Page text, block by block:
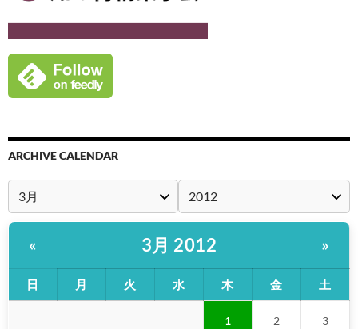
ARCHIVE CALENDAR
« 3月 2012 »
日 月 火 水 木 金 土
1 2 3